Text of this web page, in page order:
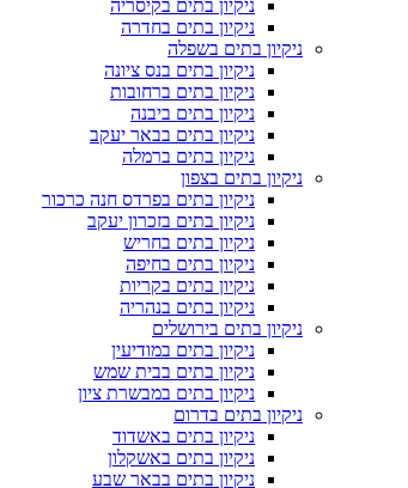
ניקיון בתים בקיסריה
ניקיון בתים בחדרה
ניקיון בתים בשפלה
ניקיון בתים בנס ציונה
ניקיון בתים ברחובות
ניקיון בתים ביבנה
ניקיון בתים בבאר יעקב
ניקיון בתים ברמלה
ניקיון בתים בצפון
ניקיון בתים בפרדס חנה כרכור
ניקיון בתים בזכרון יעקב
ניקיון בתים בחריש
ניקיון בתים בחיפה
ניקיון בתים בקריות
ניקיון בתים בנהריה
ניקיון בתים בירושלים
ניקיון בתים במודיעין
ניקיון בתים בבית שמש
ניקיון בתים במבשרת ציון
ניקיון בתים בדרום
ניקיון בתים באשדוד
ניקיון בתים באשקלון
ניקיון בתים בבאר שבע